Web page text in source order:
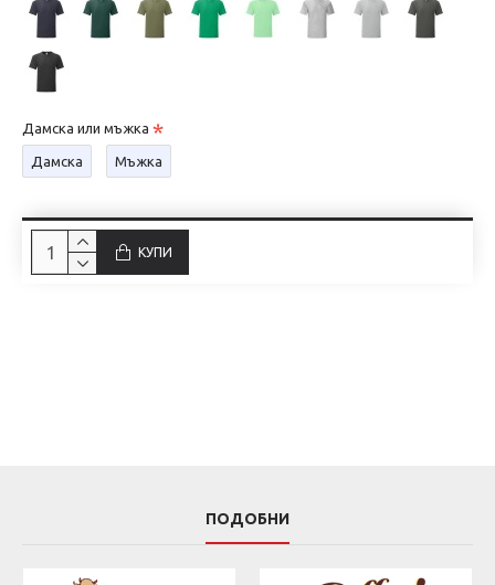
Дамска или мъжка
Дамска Мъжка
КУПИ
ПОДОБНИ